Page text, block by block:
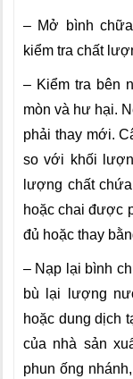
– Mở bình
kiểm tra chất
– Kiểm tra bên
mòn và hư hại.
phải thay mới.
so với khối
lượng chất
hoặc chai được
đủ hoặc thay
– Nạp lại bình
bù lại lượng
hoặc dung dịch
của nhà sản
phun ống